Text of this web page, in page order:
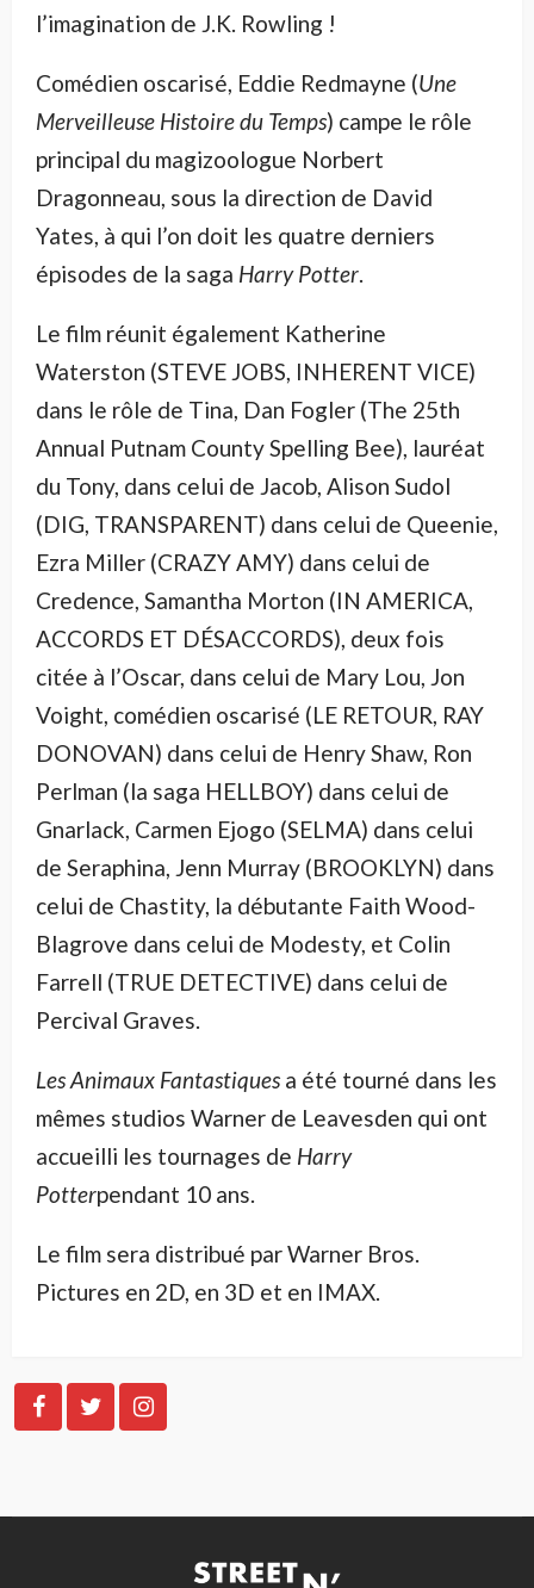
l’imagination de J.K. Rowling !
Comédien oscarisé, Eddie Redmayne (Une
Merveilleuse Histoire du Temps) campe le rôle
principal du magizoologue Norbert
Dragonneau, sous la direction de David
Yates, à qui l’on doit les quatre derniers
épisodes de la saga Harry Potter
Le film réunit également Katherine
Waterston (STEVE JOBS, INHERENT VICE)
dans le rôle de Tina, Dan Fogler (The 25th
Annual Putnam County Spelling Bee), lauréat
du Tony, dans celui de Jacob, Alison Sudol
(DIG, TRANSPARENT) dans celui de Queenie,
Ezra Miller (CRAZY AMY) dans celui de
Credence, Samantha Morton (IN AMERICA,
ACCORDS ET DÉSACCORDS), deux fois
citée à l’Oscar, dans celui de Mary Lou, Jon
Voight, comédien oscarisé (LE RETOUR, RAY
DONOVAN) dans celui de Henry Shaw, Ron
Perlman (la saga HELLBOY) dans celui de
Gnarlack, Carmen Ejogo (SELMA) dans celui
de Seraphina, Jenn Murray (BROOKLYN) dans
celui de Chastity, la débutante Faith Wood-
Blagrove dans celui de Modesty, et Colin
Farrell (TRUE DETECTIVE) dans celui de
Percival Graves.
Les Animaux Fantastiques a été tourné dans les
mêmes studios Warner de Leavesden qui ont
accueilli les tournages de Harry
Potterpendant 10 ans.
Le film sera distribué par Warner Bros.
Pictures en 2D, en 3D et en IMAX.